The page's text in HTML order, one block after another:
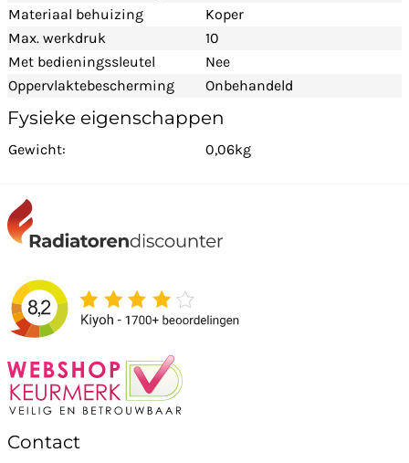
Materiaal behuizing
Koper
Max. werkdruk
10
Met bedieningssleutel
Nee
Oppervlaktebescherming
Onbehandeld
Fysieke eigenschappen
Gewicht: 0,06kg
Contact